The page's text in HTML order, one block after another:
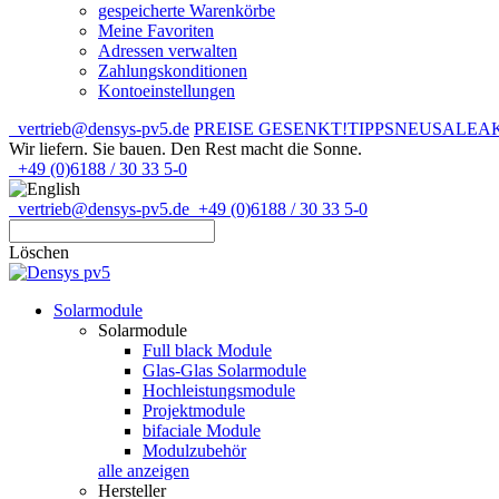
gespeicherte Warenkörbe
Meine Favoriten
Adressen verwalten
Zahlungskonditionen
Kontoeinstellungen
vertrieb@densys-pv5.de PREISE GESENKT!TIPPSNEUSALE
Wir liefern. Sie bauen. Den Rest macht die Sonne.
+49 (0)6188 / 30 33 5-0
vertrieb@densys-pv5.de +49 (0)6188 / 30 33 5-0
Löschen
Solarmodule
Solarmodule
Full black Module
Glas-Glas Solarmodule
Hochleistungsmodule
Projektmodule
bifaciale Module
Modulzubehör
alle anzeigen
Hersteller